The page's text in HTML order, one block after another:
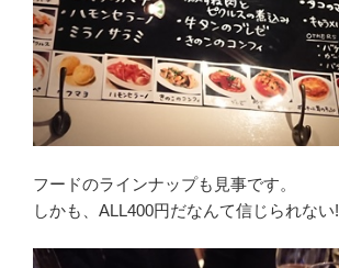
フードのラインナップも見事です。
しかも、ALL400円だなんて信じられない!